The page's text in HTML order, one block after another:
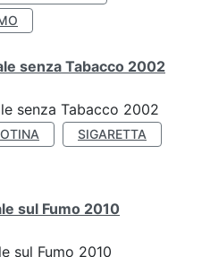
senza Tabacco 2002
senza Tabacco 2002
SIGARETTA
sul Fumo 2010
sul Fumo 2010